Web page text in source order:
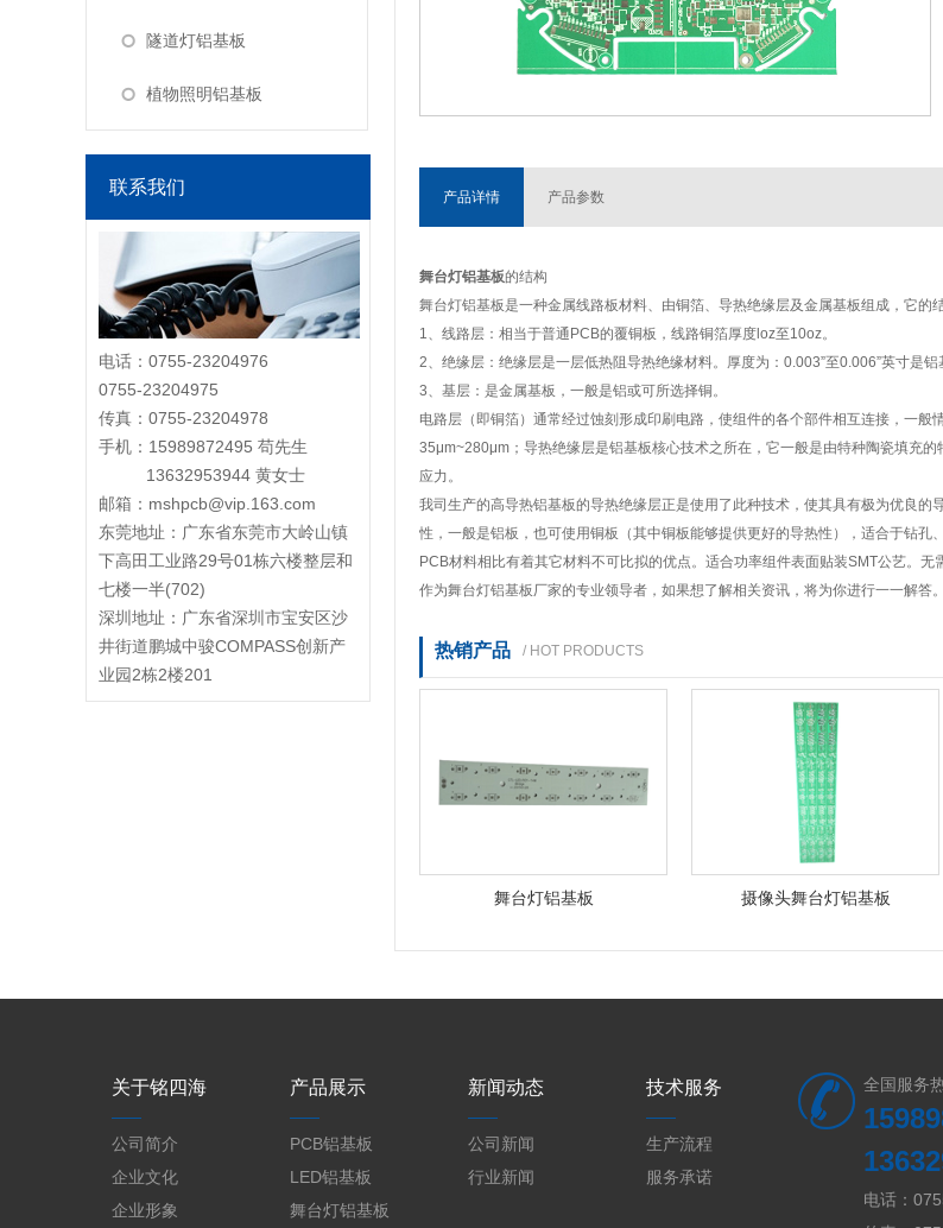
隧道灯铝基板
植物照明铝基板
联系我们
电话：0755-23204976
0755-23204975
传真：0755-23204978
手机：15989872495 苟先生
13632953944 黄女士
邮箱：mshpcb@vip.163.com
东莞地址： 广东省东莞市大岭山镇
下高田工业路29号01栋六楼整层和
七楼一半(702)
深圳地址：广东省深圳市宝安区沙
井街道鹏城中骏COMPASS创新产
业园2栋2楼201
产品详情 产品参数
舞台灯铝基板的结构
舞台灯铝基板是一种金属线路板材料、由铜箔、导热绝缘层及金属基板组成，它的
1、线路层：相当于普通PCB的覆铜板，线路铜箔厚度loz至10oz。
2、绝缘层：绝缘层是一层低热阻导热绝缘材料。厚度为：0.003”至0.006”英寸是
3、基层：是金属基板，一般是铝或可所选择铜。
电路层（即铜箔）通常经过蚀刻形成印刷电路，使组件的各个部件相互连接，一
35μm~280μm；导热绝缘层是铝基板核心技术之所在，它一般是由特种陶瓷填充
应力。
我司生产的高导热铝基板的导热绝缘层正是使用了此种技术，使其具有极为优良
性，一般是铝板，也可使用铜板（其中铜板能够提供更好的导热性），适合于钻孔
PCB材料相比有着其它材料不可比拟的优点。适合功率组件表面贴装SMT公艺。
作为舞台灯铝基板厂家的专业领导者，如果想了解相关资讯，将为你进行一一解答。
热销产品 / HOT PRODUCTS
舞台灯铝基板 摄像头舞台灯铝基板
关于铭四海
公司简介
企业文化
企业形象
产品展示
PCB铝基板
LED铝基板
舞台灯铝基板
新闻动态
公司新闻
行业新闻
技术服务
生产流程
服务承诺
全国服务
电话：